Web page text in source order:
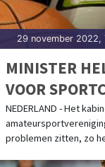
29 november 2022,
MINISTER
VOOR
NEDERLAND - Het
problemen zitten, zo